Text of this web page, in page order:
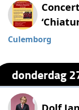
Culemborg
donderdag